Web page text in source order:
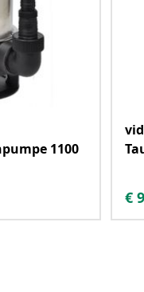
1100
€